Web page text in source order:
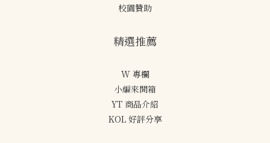
校園贊助
精選推薦
W 專欄
小編來開箱
YT 商品介紹
KOL 好評分享